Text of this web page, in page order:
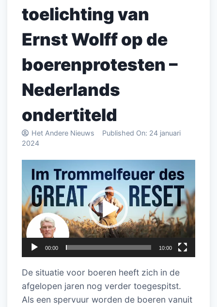
toelichting van
Ernst Wolff op de
boerenprotesten –
Nederlands
ondertiteld
Het Andere Nieuws Published On: 24 januari
2024
00:00 10:00
De situatie voor boeren heeft zich in de
afgelopen jaren nog verder toegespitst.
Als een spervuur worden de boeren vanuit